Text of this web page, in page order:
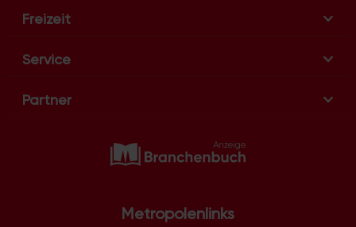
Freizeit
Service
Partner
Metropolenlinks